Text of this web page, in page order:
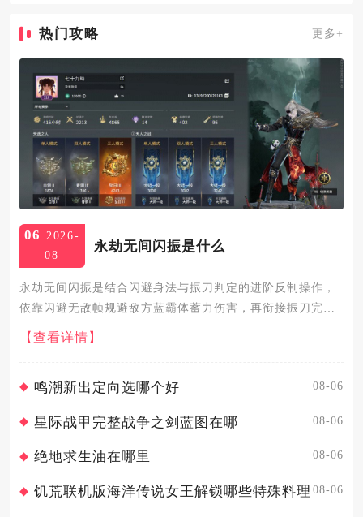
热门攻略 更多+
06 2026-
08
永劫无间闪振是什么
永劫无间闪振是结合闪避身法与振刀判定的进阶反制操作，
依靠闪避无敌帧规避敌方蓝霸体蓄力伤害，再衔接振刀完成
武器拆解，是常规原地振刀的上位替代手段，能大幅降低被
蓄力命中的风险，也是高分段拼刀对局里核心博弈技巧。闪
【查看详情】
鸣潮新出定向选哪个好 08-06
星际战甲完整战争之剑蓝图在哪 08-06
绝地求生油在哪里 08-06
饥荒联机版海洋传说女王解锁哪些特殊料理 08-06